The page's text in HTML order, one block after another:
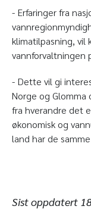
- Erfaringer fra
klimatilpasning, vil
vannforvaltningen
- Dette vil gi
Norge og
fra hverandre det
økonomisk og
land har de
Sist oppdatert